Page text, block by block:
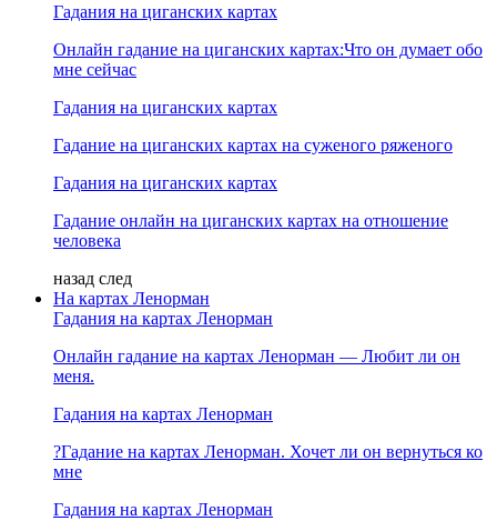
Гадания на циганских картах
Онлайн гадание на циганских картах:Что он думает обо
мне сейчас
Гадания на циганских картах
Гадание на циганских картах на суженого ряженого
Гадания на циганских картах
Гадание онлайн на циганских картах на отношение
человека
назад след
На картах Ленорман
Гадания на картах Ленорман
Онлайн гадание на картах Ленорман — Любит ли он
меня.
Гадания на картах Ленорман
?Гадание на картах Ленорман. Хочет ли он вернуться ко
мне
Гадания на картах Ленорман